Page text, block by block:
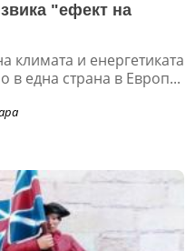
"ефект на
климата и енергетиката
в една страна в Европ...